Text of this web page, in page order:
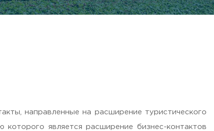
направленные на расширение туристического
является расширение бизнес-контактов